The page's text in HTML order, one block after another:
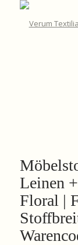
Leinen
Floral |